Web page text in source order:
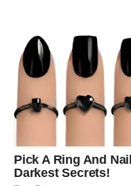
Jedan susret ili
dugo spavaju.
Ljubavna poruka
Otvorite srce novim
Sudbina vam